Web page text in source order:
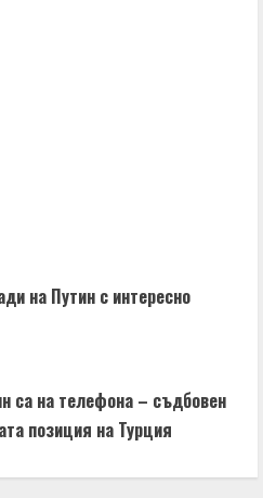
на Путин с интересно
са на телефона – съдбовен
позиция на Турция